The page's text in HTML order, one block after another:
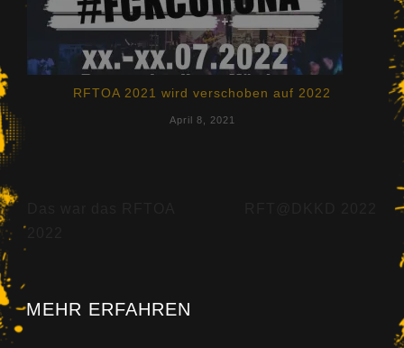
RFTOA 2021 wird verschoben auf 2022
April 8, 2021
MEHR ERFAHREN